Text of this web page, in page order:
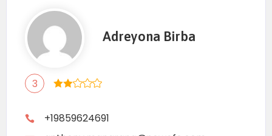
Adreyona Birba
3
+19859624691